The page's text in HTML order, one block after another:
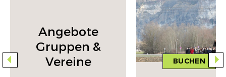
Angebote
Gruppen &
Vereine
BUCHEN